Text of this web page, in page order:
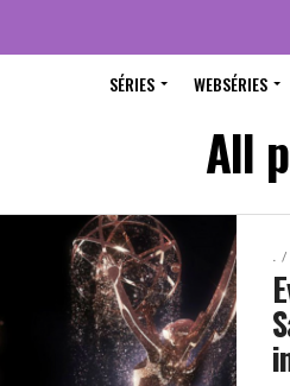
SÉRIES WEBSÉRIES
All
.